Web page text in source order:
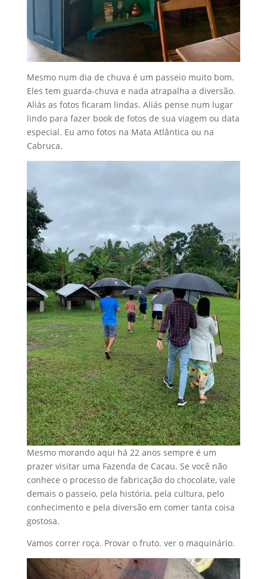
Mesmo num dia de chuva é um passeio muito bom.
Eles tem guarda-chuva e nada atrapalha a diversão.
Aliás as fotos ficaram lindas. Aliás pense num lugar
lindo para fazer book de fotos de sua viagem ou data
especial. Eu amo fotos na Mata Atlântica ou na
Cabruca.
Mesmo morando aqui há 22 anos sempre é um
prazer visitar uma Fazenda de Cacau. Se você não
conhece o processo de fabricação do chocolate, vale
demais o passeio, pela história, pela cultura, pelo
conhecimento e pela diversão em comer tanta coisa
gostosa.
Vamos correr roça. Provar o fruto. ver o maquinário.